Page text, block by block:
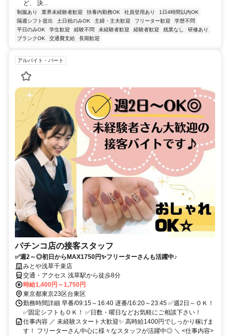
ど、 決...
制服あり 業界未経験者歓迎 扶養内勤務OK 社員登用あり
1日4時間以内OK
隔週シフト提出
土日祝のみOK 主婦・主夫歓迎 フリーター歓迎
学歴不問
平日のみOK
学生歓迎 経験不問 未経験者歓迎 経験者歓迎 残業なし
研修あり
ブランクOK
交通費支給 長期歓迎
アルバイト・パート
パチンコ店の接客スタッフ
✅週2～◎初日からMAX1750円✨フリーターさんも活躍中♪
みとや浅草千束店
交通・アクセス 浅草駅から徒歩8分
時給1,400円～1,750円
東京都東京23区台東区
勤務時間詳細 早番/09:15～16:40 遅番/16:20～23:45 ✅週2日～ＯＫ！
✅固定シフトもＯＫ！ ✅日数・曜日などお気軽にご相談下さい！
仕事内容 ／ 未経験スタート大歓迎✨ 高時給1400円でしっかり稼げま
す！ フリーターさん中心に様々なスタッフが活躍中◎ ＼ <仕事内容>